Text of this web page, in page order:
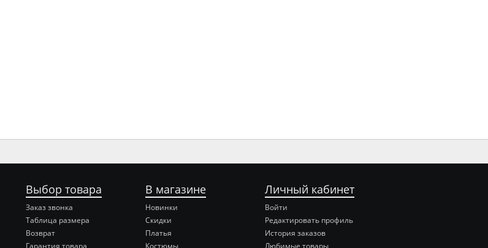
Выбор товара
Заказ звонка
Таблица размера
Возврат
Гарантия товара
В магазине
Новинки
Скидки
Платья
Костюмы
Личный кабинет
Войти
Редактировать профиль
История заказов
Любимые товары